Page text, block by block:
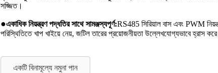
সজ্জিত।
●একাধিক নিয়ন্ত্রণ পদ্ধতির সাথে সামঞ্জস্যপূর্ণ:RS485 সিরিয়াল বাস এবং PWM
পরিস্থিতিতে খাপ খাইয়ে নেয়, জটিল তারের প্রয়োজনীয়তা উল্লেখযোগ্যভাবে হ্রাস
একটি বিনামূল্যে নমুনা পান